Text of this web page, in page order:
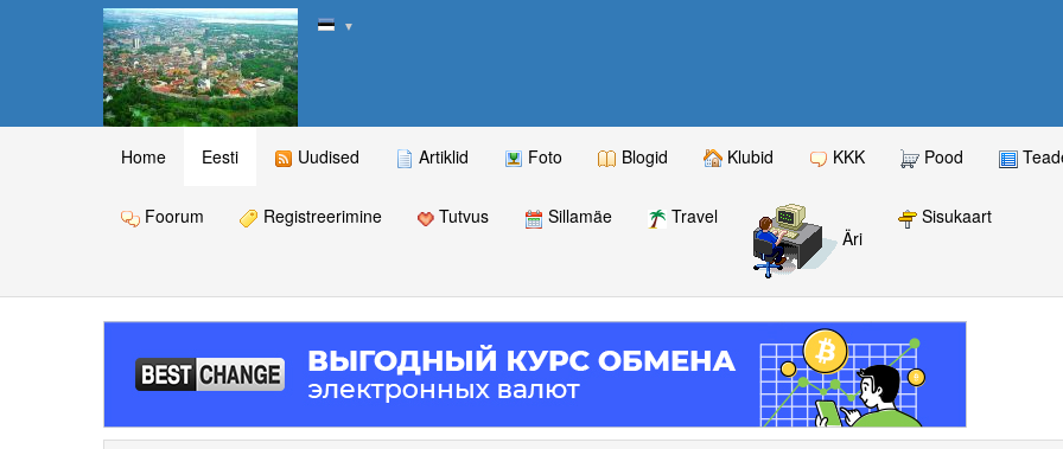
▼
Home Eesti Uudised Artiklid Foto Blogid Klubid KKK Pood
Foorum Registreerimine Tutvus Sillamäe
Travel
Äri
Sisukaart